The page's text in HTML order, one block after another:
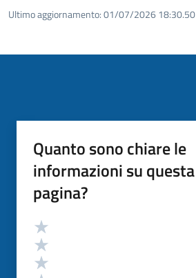
Ultimo aggiornamento:01/07/2026 18:30.50
Quanto sono chiare le
informazioni su questa
pagina?
Valutazione